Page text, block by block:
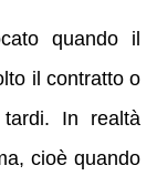
quando il
il contratto o
In realtà
cioè quando